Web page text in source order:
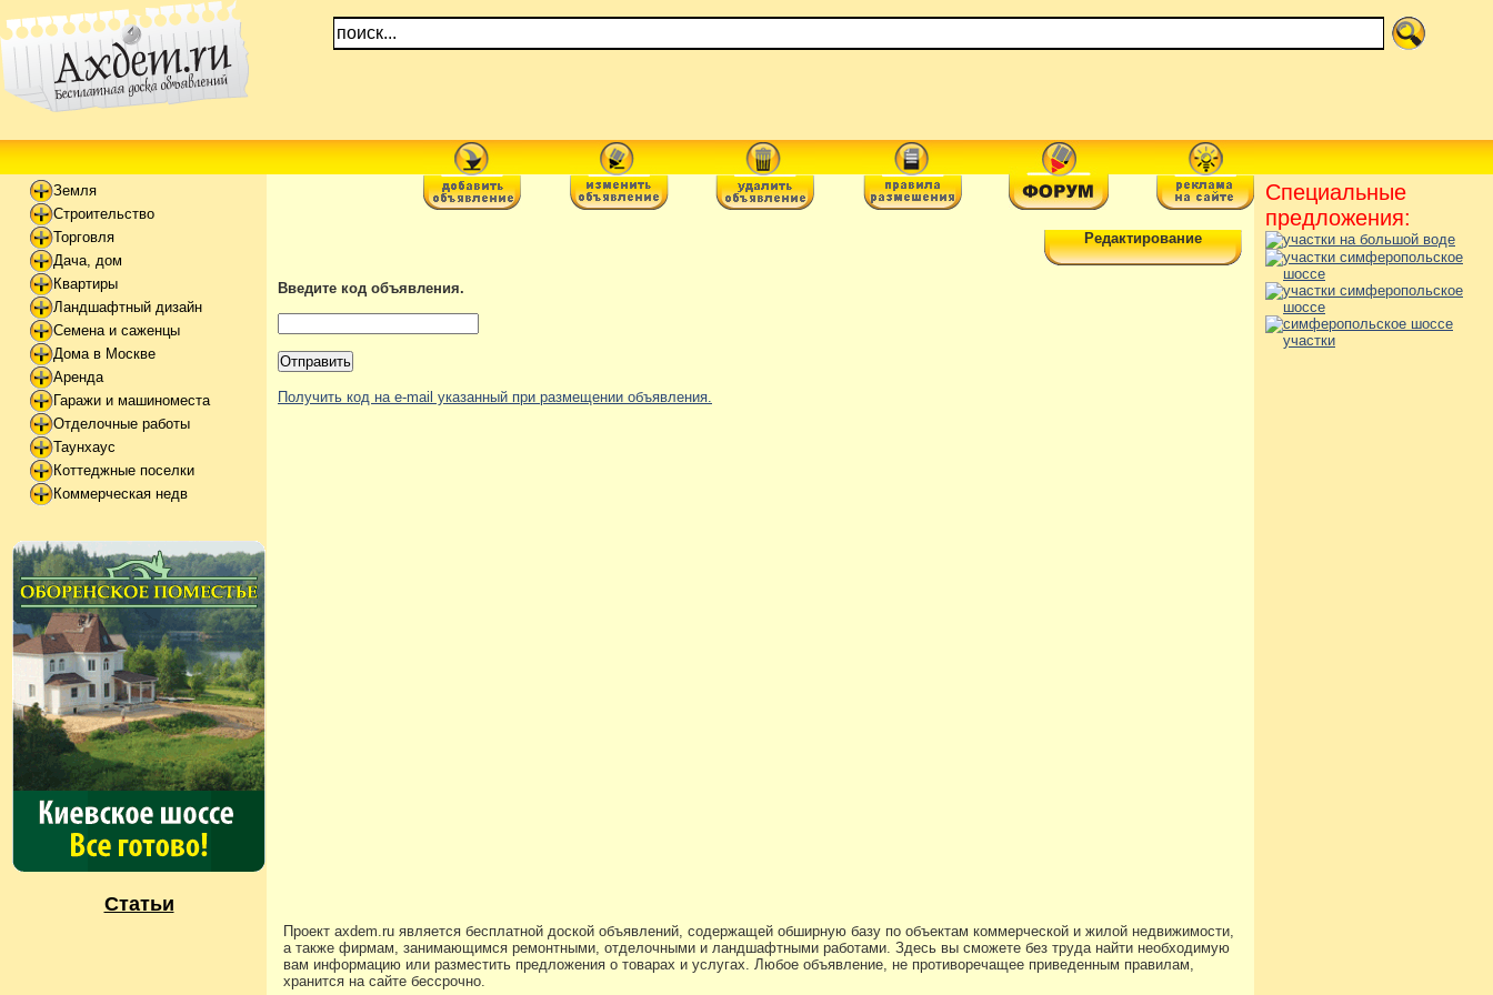
Земля
Строительство
Торговля
Дача, дом
Квартиры
Ландшафтный дизайн
Семена и саженцы
Дома в Москве
Аренда
Гаражи и машиноместа
Отделочные работы
Таунхаус
Коттеджные поселки
Коммерческая недв
Статьи
Редактирование
Введите код объявления.
Получить код на e-mail указанный при размещении объявления.
Специальные
предложения:
Проект axdem.ru является бесплатной доской объявлений, содержащей обширную базу по объектам коммерческой и жилой недвижимости,
а также фирмам, занимающимся ремонтными, отделочными и ландшафтными работами. Здесь вы сможете без труда найти необходимую
вам информацию или разместить предложения о товарах и услугах. Любое объявление, не противоречащее приведенным правилам,
хранится на сайте бессрочно.